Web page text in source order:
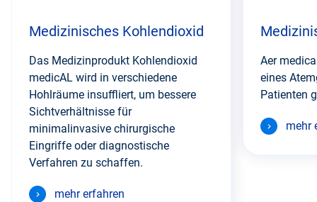
Medizinisches Kohlendioxid
Das Medizinprodukt Kohlendioxid
medicAL wird in verschiedene
Hohlräume insuffliert, um bessere
Sichtverhältnisse für
minimalinvasive chirurgische
Eingriffe oder diagnostische
Verfahren zu schaffen.
mehr erfahren
Aer
eines
Patienten
mehr